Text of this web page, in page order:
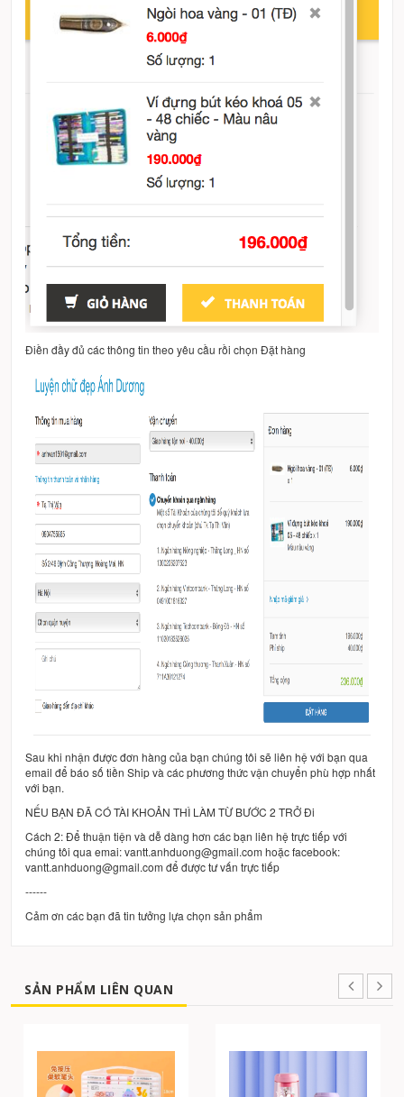
Điền đầy đủ các thông tin theo yêu cầu rồi chọn Đặt hàng
Sau khi nhận được đơn hàng của bạn chúng tôi sẽ liên hệ với bạn qua
email để báo số tiền Ship và các phương thức vận chuyển phù hợp nhất
với bạn.
NẾU BẠN ĐÃ CÓ TÀI KHOẢN THÌ LÀM TỪ BƯỚC 2 TRỞ Đi
Cách 2: Để thuận tiện và dễ dàng hơn các bạn liên hệ trực tiếp với
chúng tôi qua emai: vantt.anhduong@gmail.com hoặc facebook:
vantt.anhduong@gmail.com để được tư vấn trực tiếp
------
Cảm ơn các bạn đã tin tưởng lựa chọn sản phẩm
SẢN PHẨM LIÊN QUAN